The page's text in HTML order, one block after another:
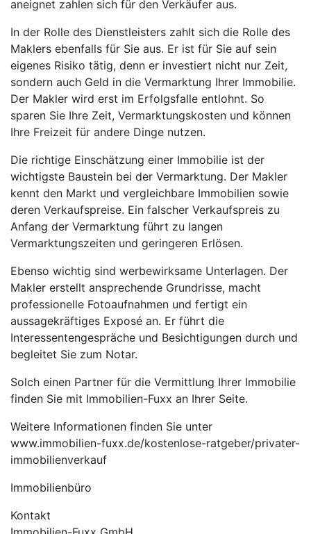
aneignet zahlen sich für den Verkäufer aus.
In der Rolle des Dienstleisters zahlt sich die Rolle des
Maklers ebenfalls für Sie aus. Er ist für Sie auf sein
eigenes Risiko tätig, denn er investiert nicht nur Zeit,
sondern auch Geld in die Vermarktung Ihrer Immobilie.
Der Makler wird erst im Erfolgsfalle entlohnt. So
sparen Sie Ihre Zeit, Vermarktungskosten und können
Ihre Freizeit für andere Dinge nutzen.
Die richtige Einschätzung einer Immobilie ist der
wichtigste Baustein bei der Vermarktung. Der Makler
kennt den Markt und vergleichbare Immobilien sowie
deren Verkaufspreise. Ein falscher Verkaufspreis zu
Anfang der Vermarktung führt zu langen
Vermarktungszeiten und geringeren Erlösen.
Ebenso wichtig sind werbewirksame Unterlagen. Der
Makler erstellt ansprechende Grundrisse, macht
professionelle Fotoaufnahmen und fertigt ein
aussagekräftiges Exposé an. Er führt die
Interessentengespräche und Besichtigungen durch und
begleitet Sie zum Notar.
Solch einen Partner für die Vermittlung Ihrer Immobilie
finden Sie mit Immobilien-Fuxx an Ihrer Seite.
Weitere Informationen finden Sie unter
www.immobilien-fuxx.de/kostenlose-ratgeber/privater-
immobilienverkauf
Immobilienbüro
Kontakt